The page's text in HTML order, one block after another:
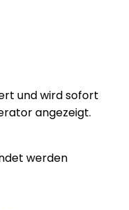
und wird sofort
angezeigt.
werden